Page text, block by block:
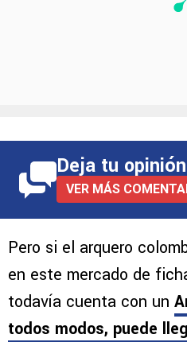
Deja tu opinión
VER MÁS
Pero si el arquero
en este mercado de
todavía cuenta con un
todos modos, puede